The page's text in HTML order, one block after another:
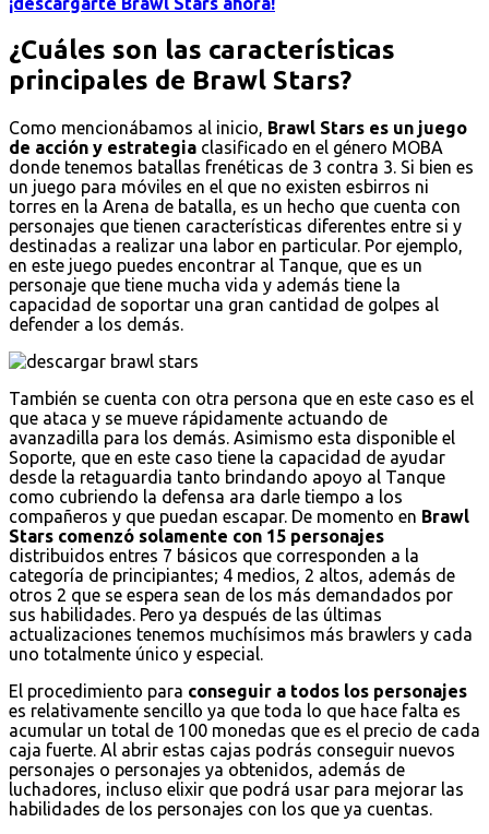
¿Cuáles son las características
principales de Brawl Stars?
Como mencionábamos al inicio, Brawl Stars es un juego
de acción y estrategia clasificado en el género MOBA
donde tenemos batallas frenéticas de 3 contra 3. Si bien es
un juego para móviles en el que no existen esbirros ni
torres en la Arena de batalla, es un hecho que cuenta con
personajes que tienen características diferentes entre si y
destinadas a realizar una labor en particular. Por ejemplo,
en este juego puedes encontrar al Tanque, que es un
personaje que tiene mucha vida y además tiene la
capacidad de soportar una gran cantidad de golpes al
defender a los demás.
También se cuenta con otra persona que en este caso es el
que ataca y se mueve rápidamente actuando de
avanzadilla para los demás. Asimismo esta disponible el
Soporte, que en este caso tiene la capacidad de ayudar
desde la retaguardia tanto brindando apoyo al Tanque
como cubriendo la defensa ara darle tiempo a los
compañeros y que puedan escapar. De momento en Brawl
Stars comenzó solamente con 15 personajes
distribuidos entres 7 básicos que corresponden a la
categoría de principiantes; 4 medios, 2 altos, además de
otros 2 que se espera sean de los más demandados por
sus habilidades. Pero ya después de las últimas
actualizaciones tenemos muchísimos más brawlers y cada
uno totalmente único y especial.
El procedimiento para conseguir a todos los personajes
es relativamente sencillo ya que toda lo que hace falta es
acumular un total de 100 monedas que es el precio de cada
caja fuerte. Al abrir estas cajas podrás conseguir nuevos
personajes o personajes ya obtenidos, además de
luchadores, incluso elixir que podrá usar para mejorar las
habilidades de los personajes con los que ya cuentas.